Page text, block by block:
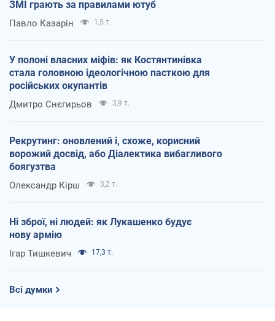
ЗМІ грають за правилами ютуб
Павло Казарін 1,5 т.
У полоні власних міфів: як Костянтинівка
стала головною ідеологічною пасткою для
російських окупантів
Дмитро Снєгирьов 3,9 т.
Рекрутинг: оновлений і, схоже, корисний
ворожий досвід, або Діалектика вибагливого
боягузтва
Олександр Кірш 3,2 т.
Ні зброї, ні людей: як Лукашенко будує
нову армію
Ігар Тишкевич 17,3 т.
Всі думки